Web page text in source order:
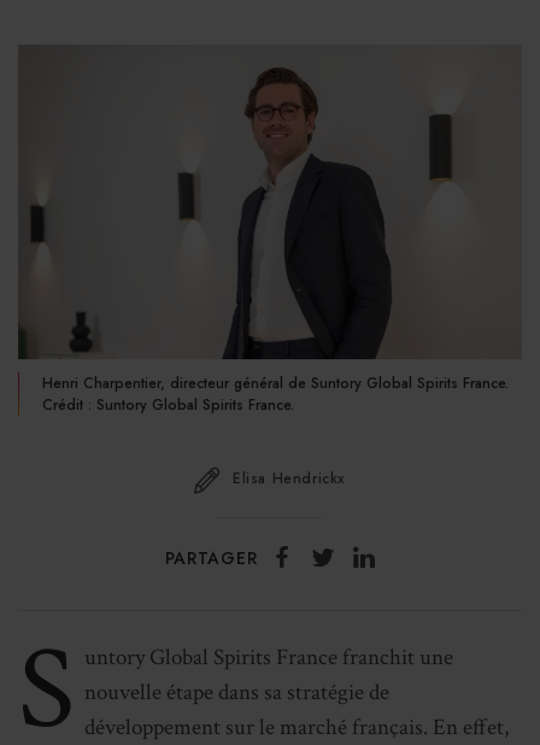
Henri Charpentier, directeur général de Suntory Global Spirits France.
Crédit : Suntory Global Spirits France.
Elisa Hendrickx
PARTAGER
S untory Global Spirits France franchit une
nouvelle étape dans sa stratégie de
développement sur le marché français. En effet,